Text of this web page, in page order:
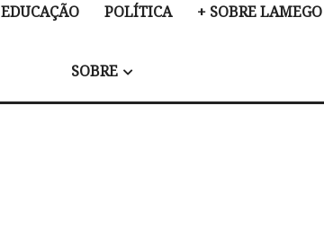
EDUCAÇÃO POLÍTICA + SOBRE LAMEGO
SOBRE